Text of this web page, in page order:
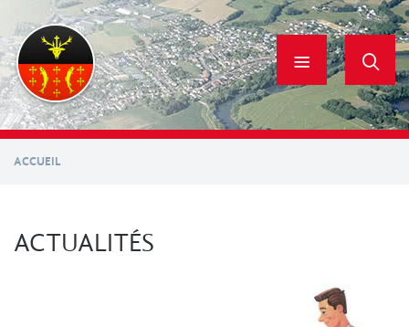
contenu
principal
ACCUEIL
ACTUALITÉS